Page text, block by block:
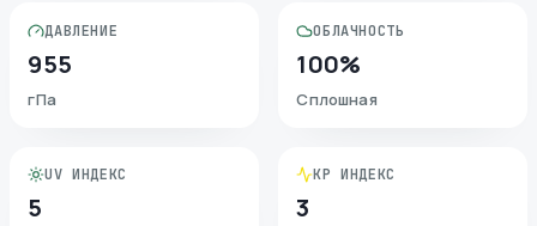
ДАВЛЕНИЕ
955
гПа
ОБЛАЧНОСТЬ
100%
Сплошная
UV ИНДЕКС
5
KP ИНДЕКС
3